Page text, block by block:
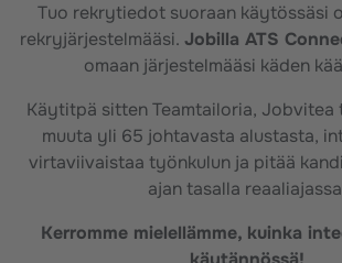
Tuo rekrytiedot suoraan käytössäsi
rekryjärjestelmääsi. Jobilla ATS
omaan järjestelmääsi käden
Käytitpä sitten Teamtailoria, Jobvitea
muuta yli 65 johtavasta alustasta,
virtaviivaistaa työnkulun ja pitää
ajan tasalla
Kerromme mielellämme, kuinka